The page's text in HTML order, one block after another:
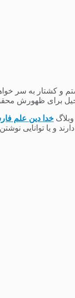
به سر خواهد
برای ظهورش محقق
وبلاگ خدا دین علم
یا توانایی